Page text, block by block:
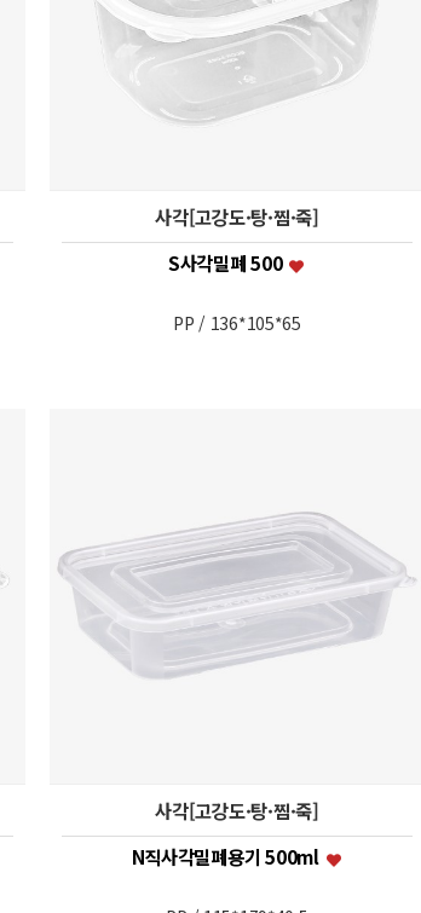
사각[고강도·탕·찜·죽]
S사각밀폐 500
PP / 136*105*65
사각[고강도·탕·찜·죽]
N직사각밀폐용기 500ml